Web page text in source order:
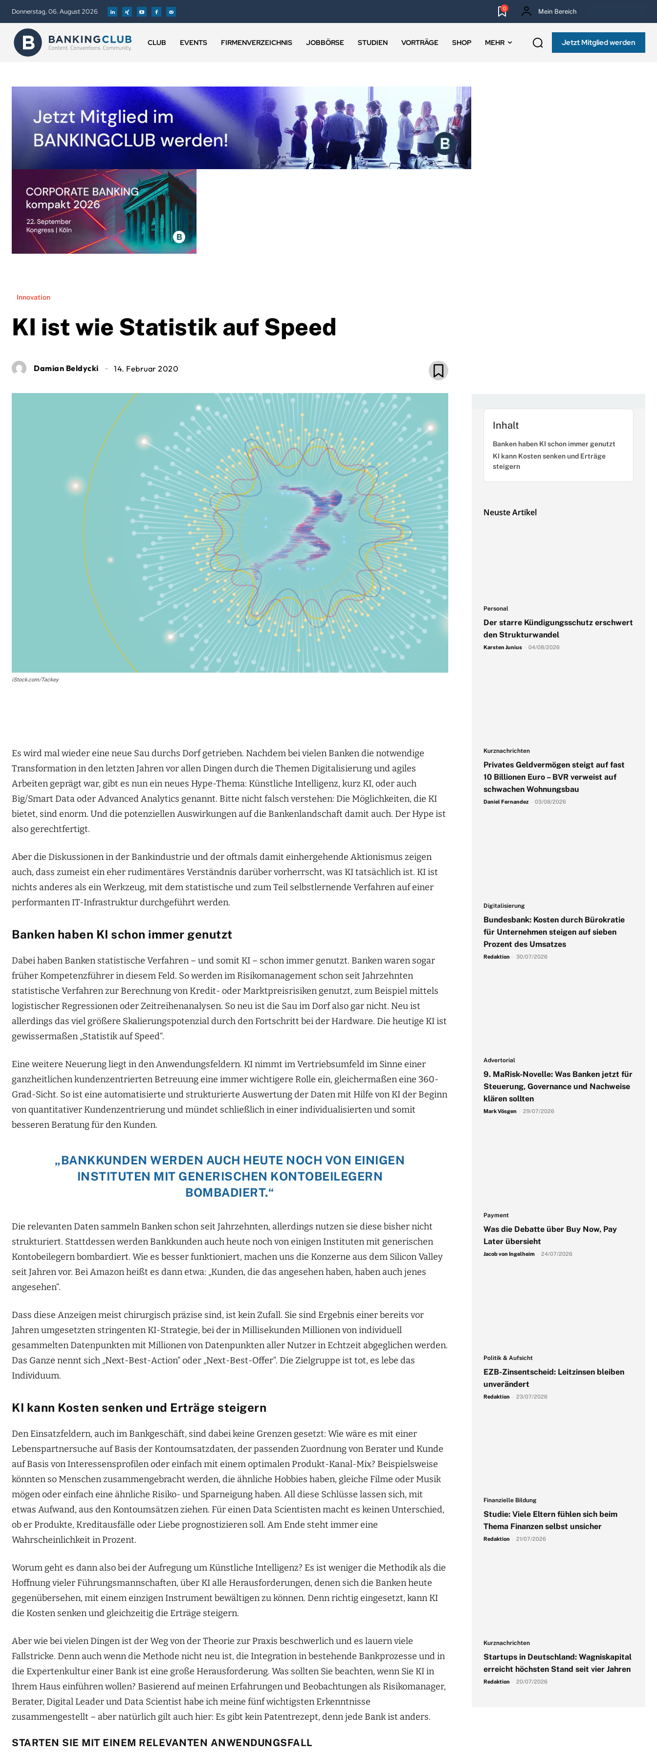
Donnerstag, 06. August 2026 0 Mein Bereich
CLUB EVENTS FIRMENVERZEICHNIS JOBBÖRSE STUDIEN VORTRÄGE SHOP MEHR Jetzt Mitglied werden
Innovation
KI ist wie Statistik auf Speed
Damian Beldycki 14. Februar 2020
iStock.com/Tackey
Es wird mal wieder eine neue Sau durchs Dorf getrieben. Nachdem bei vielen Banken die notwendige
Transformation in den letzten Jahren vor allen Dingen durch die Themen Digitalisierung und agiles
Arbeiten geprägt war, gibt es nun ein neues Hype-Thema: Künstliche Intelligenz, kurz KI, oder auch
Big/Smart Data oder Advanced Analytics genannt. Bitte nicht falsch verstehen: Die Möglichkeiten, die KI
bietet, sind enorm. Und die potenziellen Auswirkungen auf die Bankenlandschaft damit auch. Der Hype ist
also gerechtfertigt.
Aber die Diskussionen in der Bankindustrie und der oftmals damit einhergehende Aktionismus zeigen
auch, dass zumeist ein eher rudimentäres Verständnis darüber vorherrscht, was KI tatsächlich ist. KI ist
nichts anderes als ein Werkzeug, mit dem statistische und zum Teil selbstlernende Verfahren auf einer
performanten IT-Infrastruktur durchgeführt werden.
Banken haben KI schon immer genutzt
Dabei haben Banken statistische Verfahren – und somit KI – schon immer genutzt. Banken waren sogar
früher Kompetenzführer in diesem Feld. So werden im Risikomanagement schon seit Jahrzehnten
statistische Verfahren zur Berechnung von Kredit- oder Marktpreisrisiken genutzt, zum Beispiel mittels
logistischer Regressionen oder Zeitreihenanalysen. So neu ist die Sau im Dorf also gar nicht. Neu ist
allerdings das viel größere Skalierungspotenzial durch den Fortschritt bei der Hardware. Die heutige KI ist
gewissermaßen „Statistik auf Speed“.
Eine weitere Neuerung liegt in den Anwendungsfeldern. KI nimmt im Vertriebsumfeld im Sinne einer
ganzheitlichen kundenzentrierten Betreuung eine immer wichtigere Rolle ein, gleichermaßen eine 360-
Grad-Sicht. So ist eine automatisierte und strukturierte Auswertung der Daten mit Hilfe von KI der Beginn
von quantitativer Kundenzentrierung und mündet schließlich in einer individualisierten und somit
besseren Beratung für den Kunden.
„BANKKUNDEN WERDEN AUCH HEUTE NOCH VON EINIGEN
INSTITUTEN MIT GENERISCHEN KONTOBEILEGERN
BOMBADIERT.“
Die relevanten Daten sammeln Banken schon seit Jahrzehnten, allerdings nutzen sie diese bisher nicht
strukturiert. Stattdessen werden Bankkunden auch heute noch von einigen Instituten mit generischen
Kontobeilegern bombardiert. Wie es besser funktioniert, machen uns die Konzerne aus dem Silicon Valley
seit Jahren vor. Bei Amazon heißt es dann etwa: „Kunden, die das angesehen haben, haben auch jenes
angesehen“.
Dass diese Anzeigen meist chirurgisch präzise sind, ist kein Zufall. Sie sind Ergebnis einer bereits vor
Jahren umgesetzten stringenten KI-Strategie, bei der in Millisekunden Millionen von individuell
gesammelten Datenpunkten mit Millionen von Datenpunkten aller Nutzer in Echtzeit abgeglichen werden.
Das Ganze nennt sich „Next-Best-Action“ oder „Next-Best-Offer“. Die Zielgruppe ist tot, es lebe das
Individuum.
KI kann Kosten senken und Erträge steigern
Den Einsatzfeldern, auch im Bankgeschäft, sind dabei keine Grenzen gesetzt: Wie wäre es mit einer
Lebenspartnersuche auf Basis der Kontoumsatzdaten, der passenden Zuordnung von Berater und Kunde
auf Basis von Interessensprofilen oder einfach mit einem optimalen Produkt-Kanal-Mix? Beispielsweise
könnten so Menschen zusammengebracht werden, die ähnliche Hobbies haben, gleiche Filme oder Musik
mögen oder einfach eine ähnliche Risiko- und Sparneigung haben. All diese Schlüsse lassen sich, mit
etwas Aufwand, aus den Kontoumsätzen ziehen. Für einen Data Scientisten macht es keinen Unterschied,
ob er Produkte, Kreditausfälle oder Liebe prognostizieren soll. Am Ende steht immer eine
Wahrscheinlichkeit in Prozent.
Worum geht es dann also bei der Aufregung um Künstliche Intelligenz? Es ist weniger die Methodik als die
Hoffnung vieler Führungsmannschaften, über KI alle Herausforderungen, denen sich die Banken heute
gegenübersehen, mit einem einzigen Instrument bewältigen zu können. Denn richtig eingesetzt, kann KI
die Kosten senken und gleichzeitig die Erträge steigern.
Aber wie bei vielen Dingen ist der Weg von der Theorie zur Praxis beschwerlich und es lauern viele
Fallstricke. Denn auch wenn die Methode nicht neu ist, die Integration in bestehende Bankprozesse und in
die Expertenkultur einer Bank ist eine große Herausforderung. Was sollten Sie beachten, wenn Sie KI in
Ihrem Haus einführen wollen? Basierend auf meinen Erfahrungen und Beobachtungen als Risikomanager,
Berater, Digital Leader und Data Scientist habe ich meine fünf wichtigsten Erkenntnisse
zusammengestellt – aber natürlich gilt auch hier: Es gibt kein Patentrezept, denn jede Bank ist anders.
STARTEN SIE MIT EINEM RELEVANTEN ANWENDUNGSFALL
Inhalt
Banken haben KI schon immer genutzt
KI kann Kosten senken und Erträge
steigern
Neuste Artikel
Personal
Der starre Kündigungsschutz erschwert
den Strukturwandel
Karsten Junius 04/08/2026
Kurznachrichten
Privates Geldvermögen steigt auf fast
10 Billionen Euro – BVR verweist auf
schwachen Wohnungsbau
Daniel Fernandez 03/08/2026
Digitalisierung
Bundesbank: Kosten durch Bürokratie
für Unternehmen steigen auf sieben
Prozent des Umsatzes
Redaktion 30/07/2026
Advertorial
9. MaRisk-Novelle: Was Banken jetzt für
Steuerung, Governance und Nachweise
klären sollten
Mark Vösgen 29/07/2026
Payment
Was die Debatte über Buy Now, Pay
Later übersieht
Jacob von Ingelheim 24/07/2026
Politik & Aufsicht
EZB-Zinsentscheid: Leitzinsen bleiben
unverändert
Redaktion 23/07/2026
Finanzielle Bildung
Studie: Viele Eltern fühlen sich beim
Thema Finanzen selbst unsicher
Redaktion 21/07/2026
Kurznachrichten
Startups in Deutschland: Wagniskapital
erreicht höchsten Stand seit vier Jahren
Redaktion 20/07/2026